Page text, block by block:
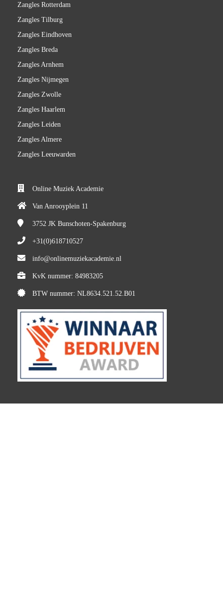
Zangles Rotterdam
Zangles Tilburg
Zangles Eindhoven
Zangles Breda
Zangles Arnhem
Zangles Nijmegen
Zangles Zwolle
Zangles Haarlem
Zangles Leiden
Zangles Almere
Zangles Leeuwarden
Online Muziek Academie
Van Anrooyplein 11
3752 JK Bunschoten-Spakenburg
+31(0)618710527
info@onlinemuziekacademie.nl
KvK nummer: 84983205
BTW nummer: NL8634.521.52.B01